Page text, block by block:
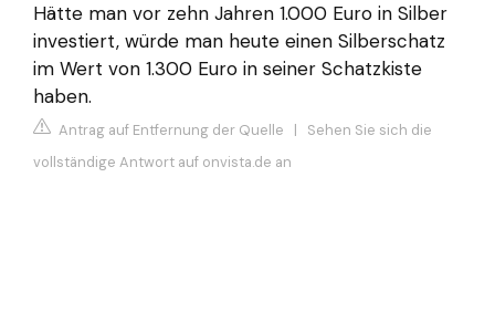
Hätte man vor zehn Jahren 1.000 Euro in Silber
investiert, würde man heute einen Silberschatz
im Wert von 1.300 Euro in seiner Schatzkiste
haben.
Antrag auf Entfernung der Quelle | Sehen Sie sich die
vollständige Antwort auf onvista.de an